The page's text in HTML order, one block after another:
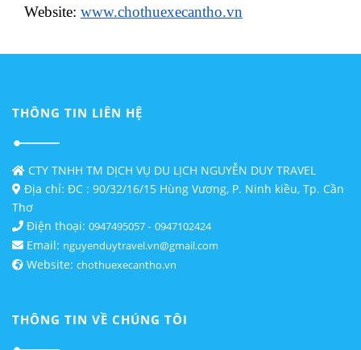
Website: www.chothuexecantho.vn
THÔNG TIN LIÊN HỆ
CTY TNHH TM DỊCH VỤ DU LỊCH NGUYỄN DUY TRAVEL
Địa chỉ: ĐC : 90/32/16/15 Hùng Vương, P. Ninh kiều, Tp. Cần
Thơ
Điện thoại: 0947495057- 0947102424
Email: nguyenduytravel.vn@gmail.com
Website: chothuexecantho.vn
THÔNG TIN VỀ CHÚNG TÔI